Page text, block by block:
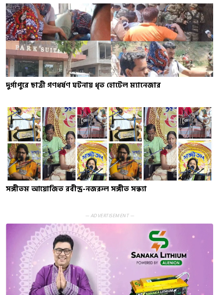
দুর্গাপুরে ছাত্রী গণধর্ষণ ঘটনায় ধৃত হোটেল ম্যানেজার
সঙ্গীতম আয়োজিত রবীন্দ্র-নজরুল সঙ্গীত সন্ধ্যা
— ADVERTISEMENT —